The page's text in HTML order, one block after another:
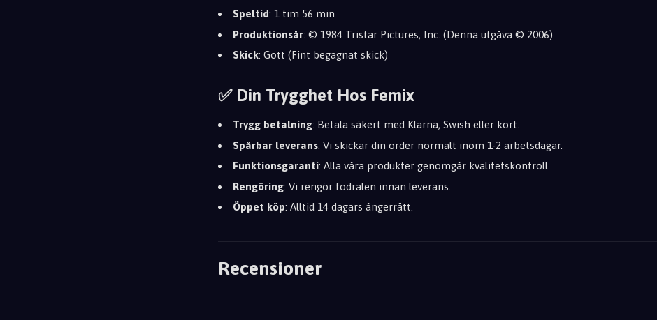
Speltid: 1 tim 56 min
Produktionsår: © 1984 Tristar Pictures, Inc. (Denna utgåva © 2006)
Skick: Gott (Fint begagnat skick)
✅ Din Trygghet Hos Femix
Trygg betalning: Betala säkert med Klarna, Swish eller kort.
Spårbar leverans: Vi skickar din order normalt inom 1-2 arbetsdagar.
Funktionsgaranti: Alla våra produkter genomgår kvalitetskontroll.
Rengöring: Vi rengör fodralen innan leverans.
Öppet köp: Alltid 14 dagars ångerrätt.
Recensioner